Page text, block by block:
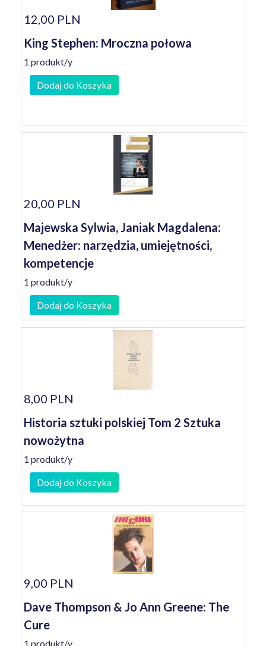
12,00 PLN
King Stephen: Mroczna połowa
1 produkt/y
Dodaj do Koszyka
20,00 PLN
Majewska Sylwia, Janiak Magdalena:
Menedżer: narzędzia, umiejętności,
kompetencje
1 produkt/y
Dodaj do Koszyka
8,00 PLN
Historia sztuki polskiej Tom 2 Sztuka
nowożytna
1 produkt/y
Dodaj do Koszyka
9,00 PLN
Dave Thompson & Jo Ann Greene: The
Cure
1 produkt/y